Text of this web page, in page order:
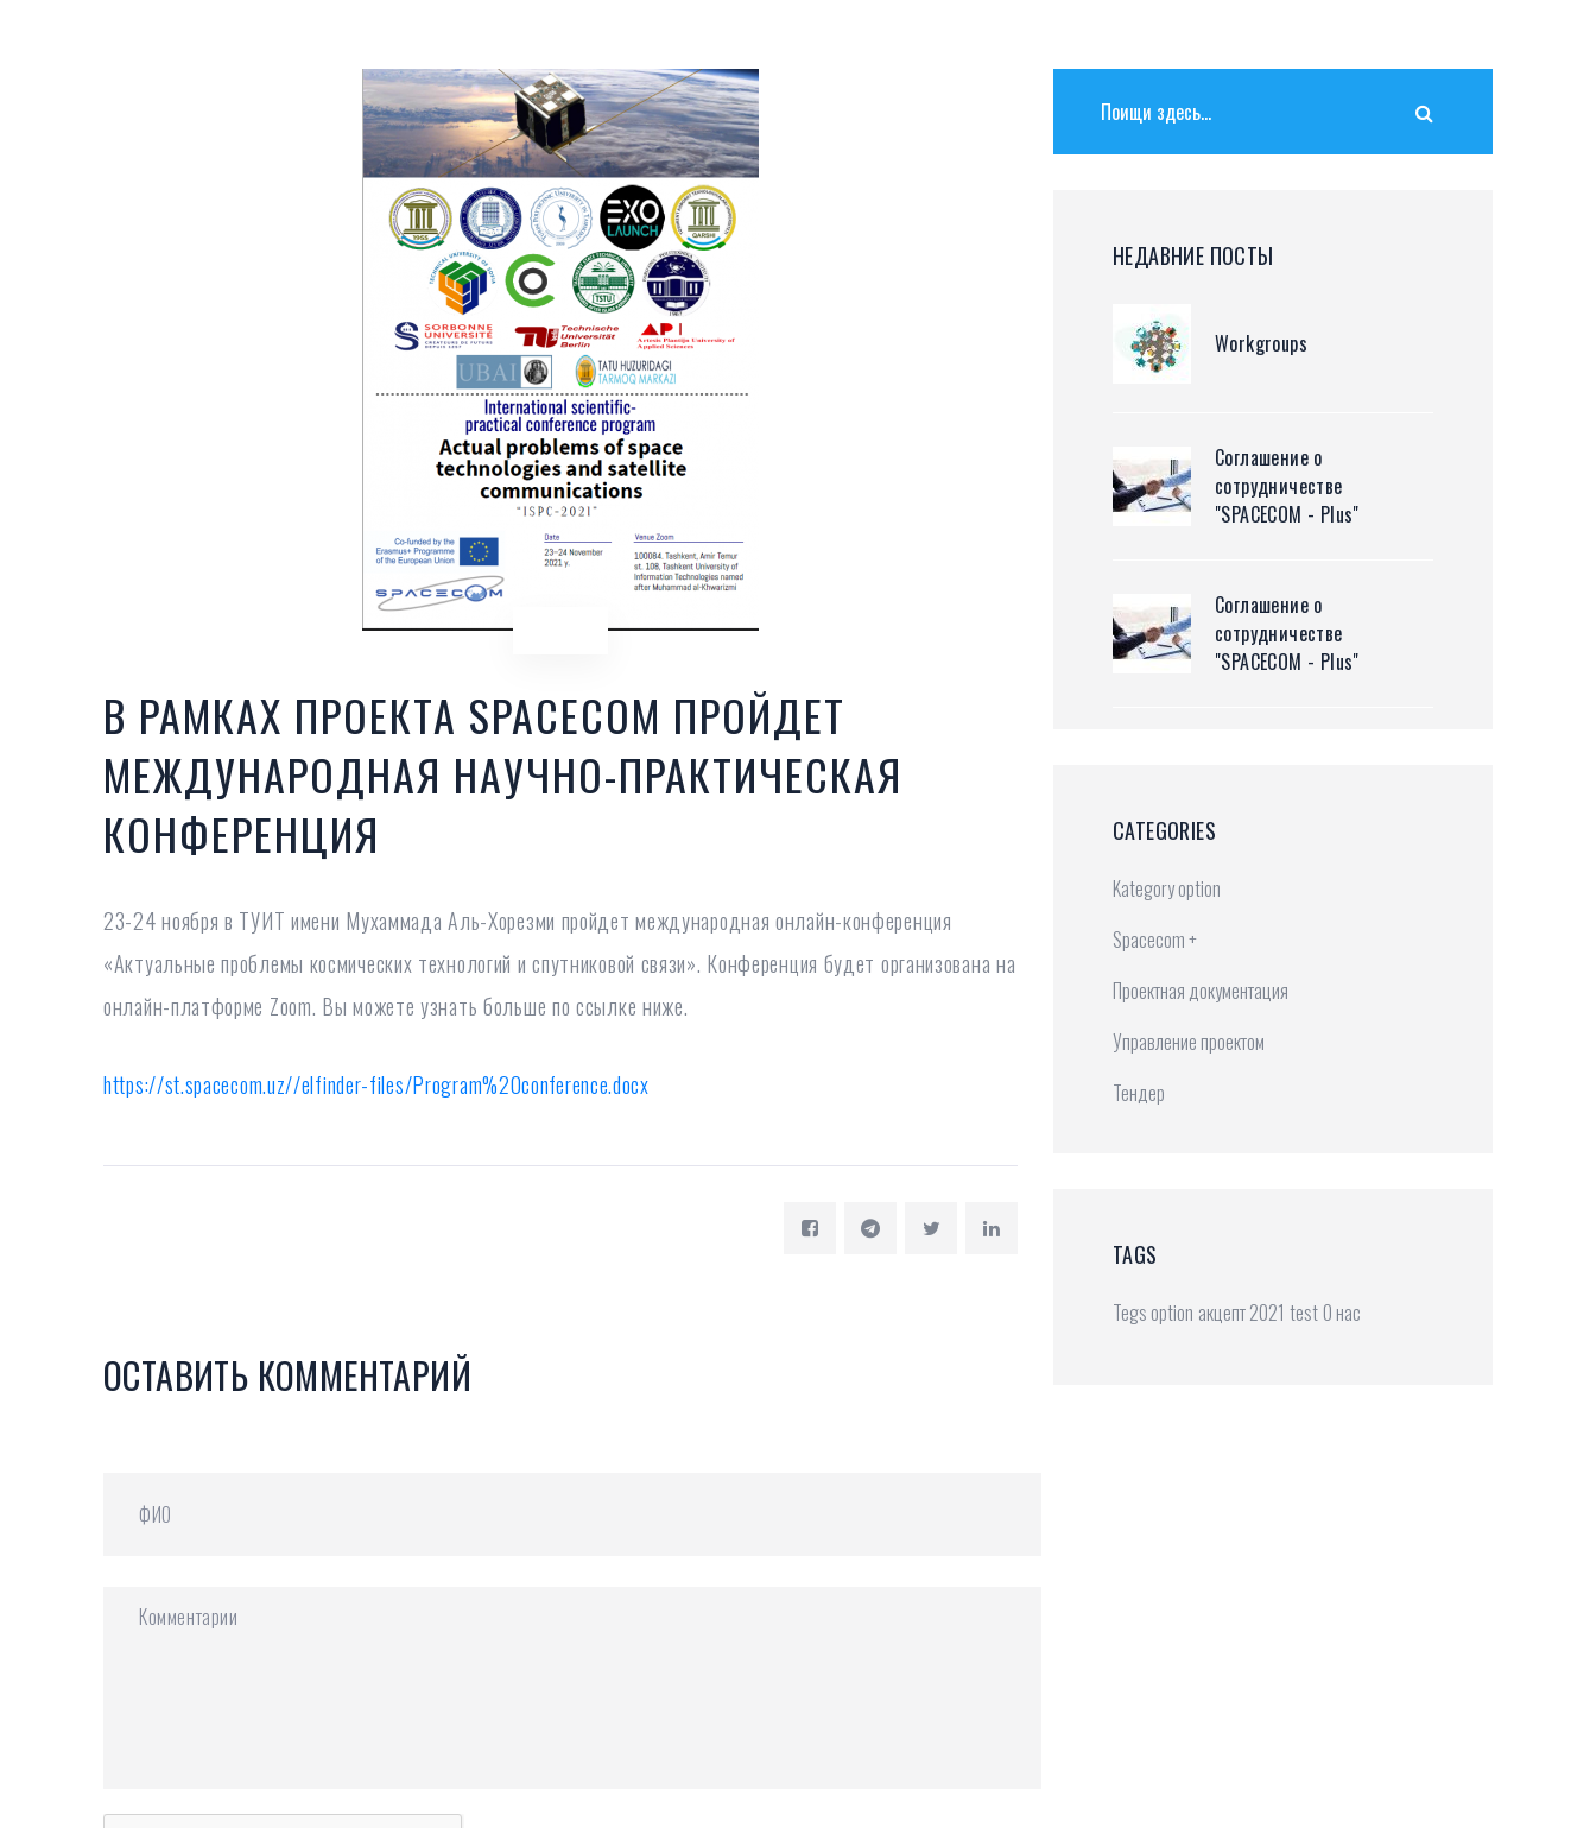
В РАМКАХ ПРОЕКТА SPACECOM ПРОЙДЕТ
МЕЖДУНАРОДНАЯ НАУЧНО-ПРАКТИЧЕСКАЯ
КОНФЕРЕНЦИЯ
23-24 ноября в ТУИТ имени Мухаммада Аль-Хорезми пройдет международная онлайн-конференция
«Актуальные проблемы космических технологий и спутниковой связи». Конференция будет организована на
онлайн-платформе Zoom. Вы можете узнать больше по ссылке ниже.
https://st.spacecom.uz//elfinder-files/Program%20conference.docx
ОСТАВИТЬ КОММЕНТАРИЙ
НЕДАВНИЕ ПОСТЫ
Workgroups
Соглашение о
сотрудничестве
"SPACECOM - Plus"
Соглашение о
сотрудничестве
"SPACECOM - Plus"
CATEGORIES
Kategory option
Spacecom +
Проектная документация
Управление проектом
Тендер
TAGS
Tegs option акцепт 2021 test О нас